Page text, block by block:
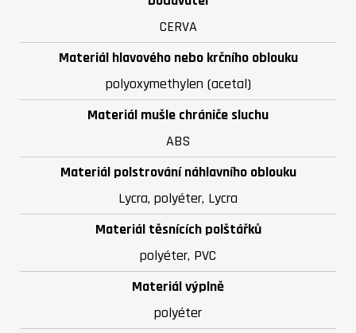
CERVA
Materiál hlavového nebo krčního oblouku
polyoxymethylen (acetal)
Materiál mušle chrániče sluchu
ABS
Materiál polstrování náhlavního oblouku
Lycra, polyéter, Lycra
Materiál těsnících polštářků
polyéter, PVC
Materiál výplně
polyéter